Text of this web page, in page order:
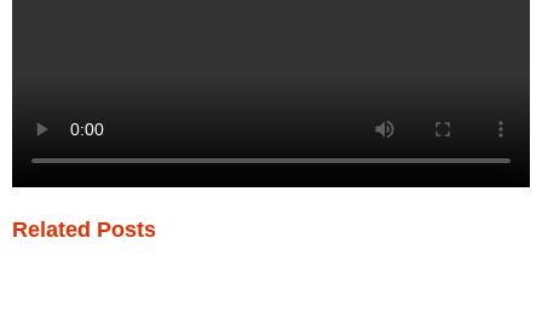
Related Posts